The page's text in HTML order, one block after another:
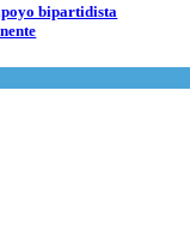
bipartidista